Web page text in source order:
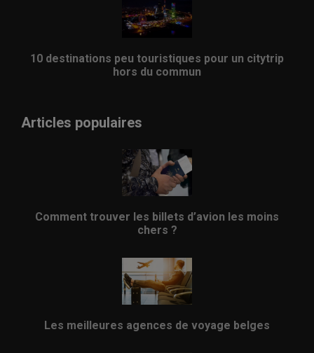
10 destinations peu touristiques pour un citytrip
hors du commun
Articles populaires
Comment trouver les billets d’avion les moins
chers ?
Les meilleures agences de voyage belges